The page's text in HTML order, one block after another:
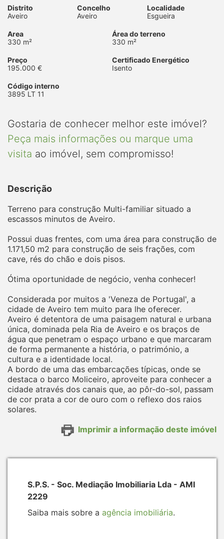
Distrito
Aveiro
Concelho
Aveiro
Localidade
Esgueira
Area
330 m²
Área do terreno
330 m²
Preço
195.000 €
Certificado Energético
Isento
Código interno
3895 LT 11
Gostaria de conhecer melhor este imóvel?
Peça mais informações ou marque uma
visita ao imóvel, sem compromisso!
Descrição
Terreno para construção Multi-familiar situado a
escassos minutos de Aveiro.
Possui duas frentes, com uma área para construção de
1.171,50 m2 para construção de seis frações, com
cave, rés do chão e dois pisos.
Ótima oportunidade de negócio, venha conhecer!
Considerada por muitos a 'Veneza de Portugal', a
cidade de Aveiro tem muito para lhe oferecer.
Aveiro é detentora de uma paisagem natural e urbana
única, dominada pela Ria de Aveiro e os braços de
água que penetram o espaço urbano e que marcaram
de forma permanente a história, o património, a
cultura e a identidade local.
A bordo de uma das embarcações típicas, onde se
destaca o barco Moliceiro, aproveite para conhecer a
cidade através dos canais que, ao pôr-do-sol, passam
de cor prata a cor de ouro com o reflexo dos raios
solares.
Imprimir a informação deste imóvel
S.P.S. - Soc. Mediação Imobiliaria Lda - AMI
2229
Saiba mais sobre a agência imobiliária.